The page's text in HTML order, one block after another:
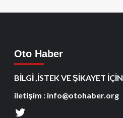
Oto Haber
BİLGİ ,İSTEK VE ŞİKAYET İÇİN
iletişim : info@otohaber.org